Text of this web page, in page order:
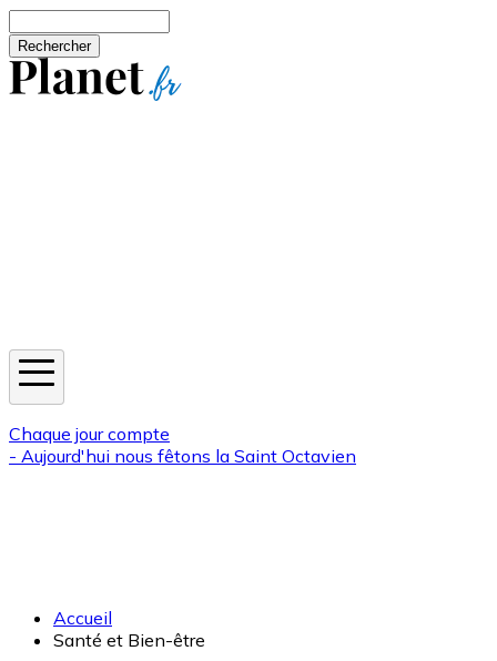
Chaque jour compte
- Aujourd'hui nous fêtons la Saint Octavien
Accueil
Santé et Bien-être